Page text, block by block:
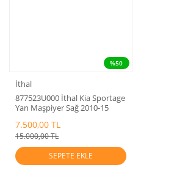
%50
İthal
877523U000 İthal Kia Sportage
Yan Maşpiyer Sağ 2010-15
7.500,00 TL
15.000,00 TL
SEPETE EKLE